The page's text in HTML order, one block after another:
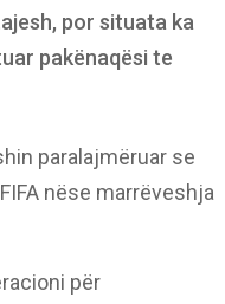
por situata ka
pakënaqësi te
paralajmëruar se
nëse marrëveshja
për